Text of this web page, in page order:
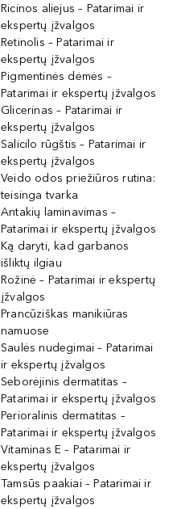
Ricinos aliejus – Patarimai ir
ekspertų įžvalgos
Retinolis – Patarimai ir
ekspertų įžvalgos
Pigmentinės dėmės –
Patarimai ir ekspertų įžvalgos
Glicerinas – Patarimai ir
ekspertų įžvalgos
Salicilo rūgštis – Patarimai ir
ekspertų įžvalgos
Veido odos priežiūros rutina:
teisinga tvarka
Antakių laminavimas –
Patarimai ir ekspertų įžvalgos
Ką daryti, kad garbanos
išliktų ilgiau
Rožinė – Patarimai ir ekspertų
įžvalgos
Prancūziškas manikiūras
namuose
Saulės nudegimai – Patarimai
ir ekspertų įžvalgos
Seborėjinis dermatitas –
Patarimai ir ekspertų įžvalgos
Perioralinis dermatitas –
Patarimai ir ekspertų įžvalgos
Vitaminas E – Patarimai ir
ekspertų įžvalgos
Tamsūs paakiai – Patarimai ir
ekspertų įžvalgos